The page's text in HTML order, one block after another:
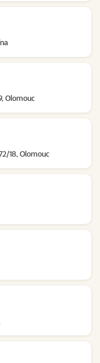
Olomouc
18, Olomouc